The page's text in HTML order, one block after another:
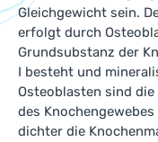
Gleichgewicht sein.
erfolgt durch
Grundsubstanz der
I besteht und
Osteoblasten sind
des
dichter die